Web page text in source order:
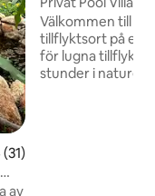
5 i genomsnittligt
sjön | Bangalore
Välkommen till
tillflyktsort på en
för lugna
stunder i naturen.